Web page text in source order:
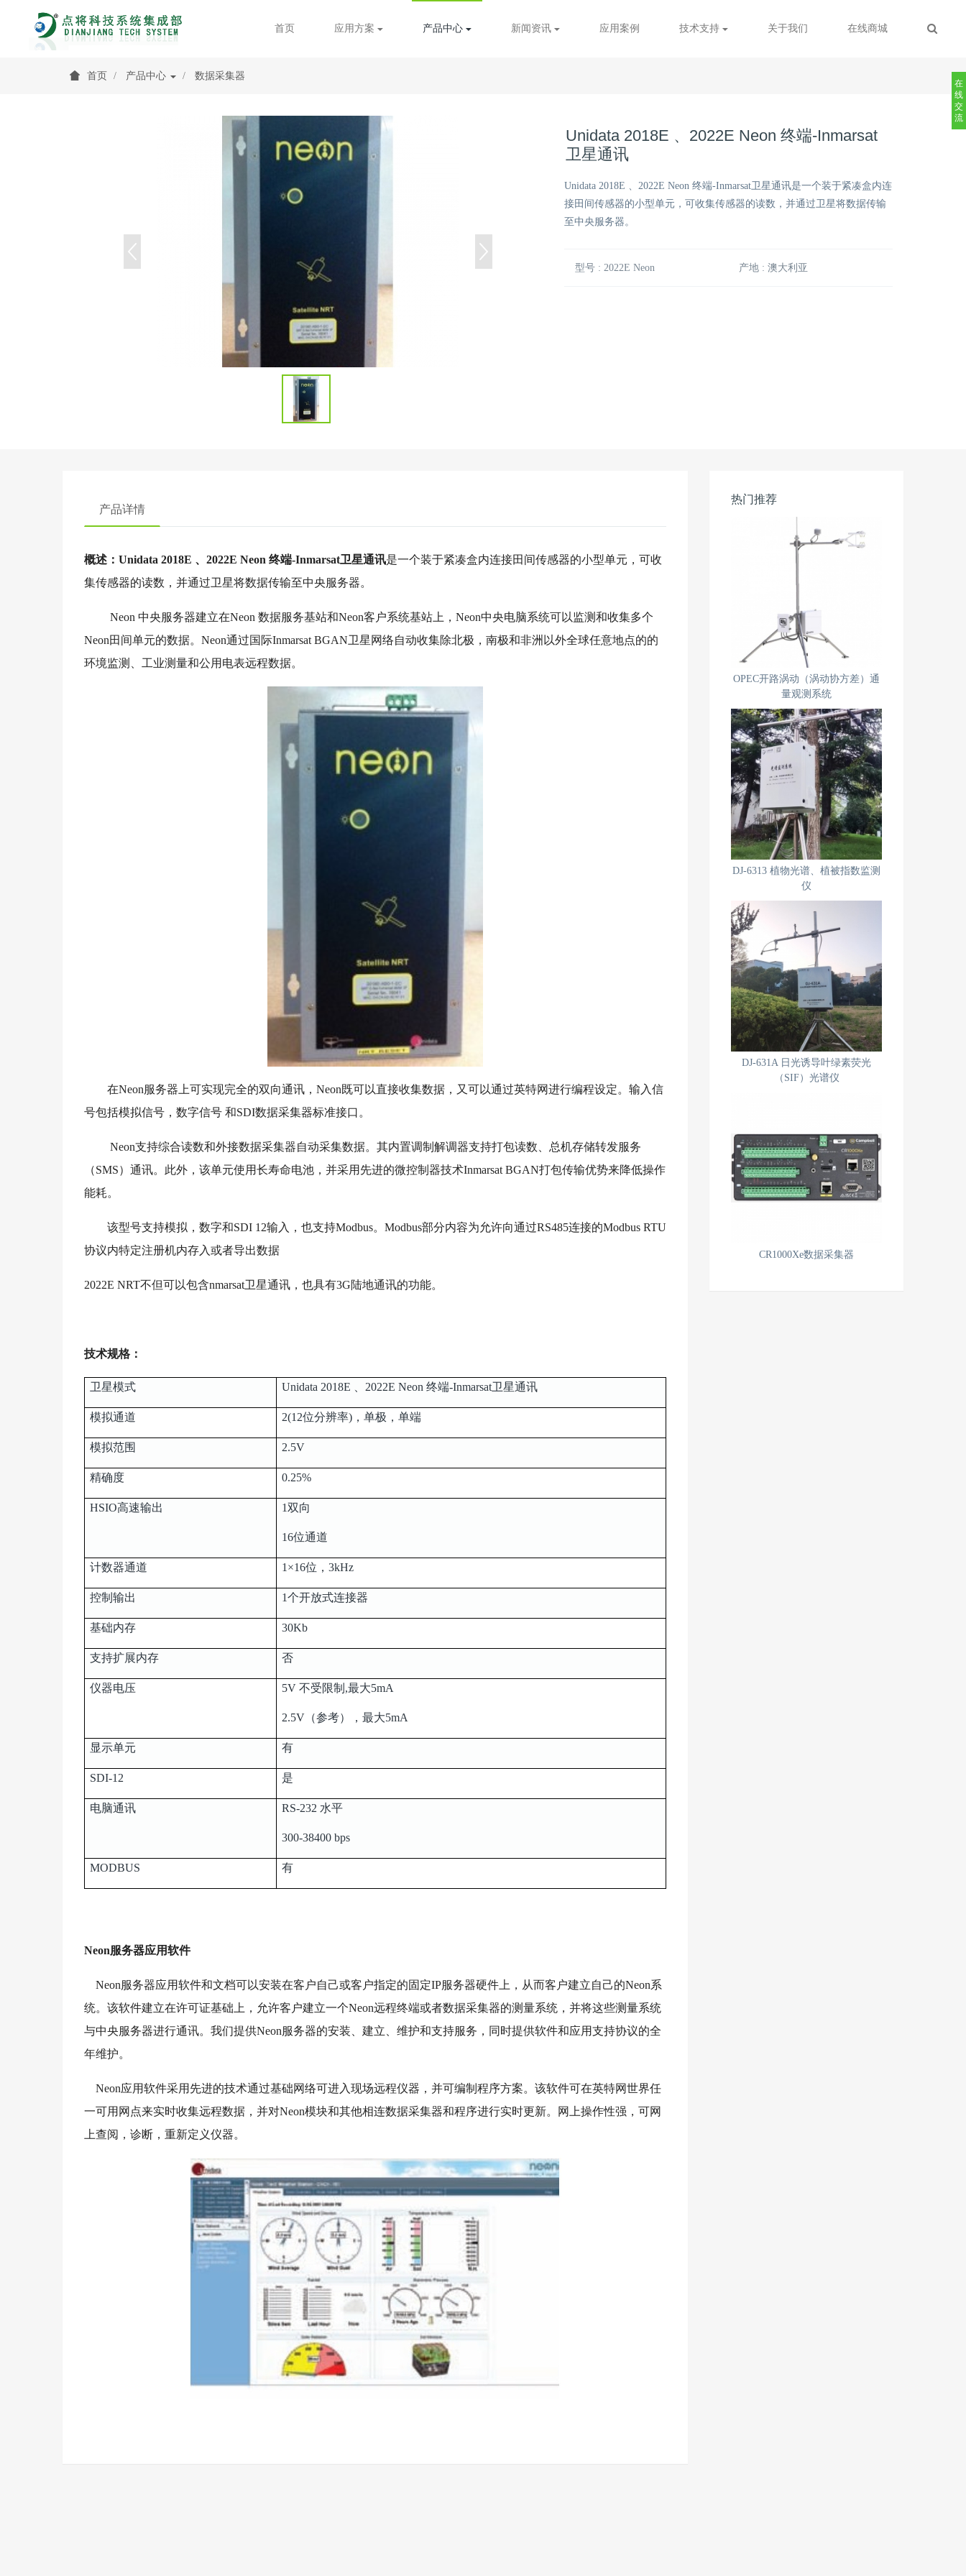
首页 应用方案 产品中心 新闻资讯 应用案例 技术支持 关于我们 在线商城
首页 产品中心 数据采集器
Unidata 2018E 、2022E Neon 终端-Inmarsat
卫星通讯
Unidata 2018E 、2022E Neon 终端-Inmarsat卫星通讯是一个装于紧凑盒内连
接田间传感器的小型单元，可收集传感器的读数，并通过卫星将数据传输
至中央服务器。
型号 : 2022E Neon 产地 : 澳大利亚
产品详情
概述： Unidata 2018E 、2022E Neon 终端-Inmarsat卫星通讯是一个装于紧凑盒内连接田间传感器的小型单元，可收
集传感器的读数，并通过卫星将数据传输至中央服务器。
Neon 中央服务器建立在Neon 数据服务基站和Neon客户系统基站上，Neon中央电脑系统可以监测和收集多个
Neon田间单元的数据。Neon通过国际Inmarsat BGAN卫星网络自动收集除北极，南极和非洲以外全球任意地点的的
环境监测、工业测量和公用电表远程数据。
在Neon服务器上可实现完全的双向通讯，Neon既可以直接收集数据，又可以通过英特网进行编程设定。输入信
号包括模拟信号，数字信号 和SDI数据采集器标准接口。
Neon支持综合读数和外接数据采集器自动采集数据。其内置调制解调器支持打包读数、总机存储转发服务
（SMS）通讯。此外，该单元使用长寿命电池，并采用先进的微控制器技术Inmarsat BGAN打包传输优势来降低操作
能耗。
该型号支持模拟，数字和SDI 12输入，也支持Modbus。Modbus部分内容为允许向通过RS485连接的Modbus RTU
协议内特定注册机内存入或者导出数据
2022E NRT不但可以包含nmarsat卫星通讯，也具有3G陆地通讯的功能。
技术规格：
卫星模式 Unidata 2018E 、2022E Neon 终端-Inmarsat卫星通讯
模拟通道 2(12位分辨率)，单极，单端
模拟范围 2.5V
精确度 0.25%
HSIO高速输出 1双向
16位通道
计数器通道 1×16位，3kHz
控制输出 1个开放式连接器
基础内存 30Kb
支持扩展内存 否
仪器电压 5V 不受限制,最大5mA
2.5V（参考），最大5mA
显示单元 有
SDI-12 是
电脑通讯 RS-232 水平
300-38400 bps
MODBUS 有
Neon服务器应用软件
Neon服务器应用软件和文档可以安装在客户自己或客户指定的固定IP服务器硬件上，从而客户建立自己的Neon系
统。该软件建立在许可证基础上，允许客户建立一个Neon远程终端或者数据采集器的测量系统，并将这些测量系统
与中央服务器进行通讯。我们提供Neon服务器的安装、建立、维护和支持服务，同时提供软件和应用支持协议的全
年维护。
Neon应用软件采用先进的技术通过基础网络可进入现场远程仪器，并可编制程序方案。该软件可在英特网世界任
一可用网点来实时收集远程数据，并对Neon模块和其他相连数据采集器和程序进行实时更新。网上操作性强，可网
上查阅，诊断，重新定义仪器。
热门推荐
OPEC开路涡动（涡动协方差）通
量观测系统
DJ-6313 植物光谱、植被指数监测
仪
DJ-631A 日光诱导叶绿素荧光
（SIF）光谱仪
CR1000Xe数据采集器
在
线
交
流